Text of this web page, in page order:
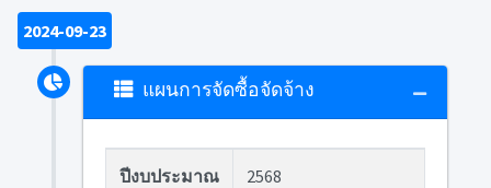
2024-09-23
แผนการจัดซื้อจัดจ้าง
ปีงบประมาณ 2568